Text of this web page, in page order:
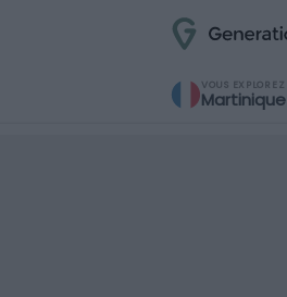
VOUS EXPLOREZ
Martinique